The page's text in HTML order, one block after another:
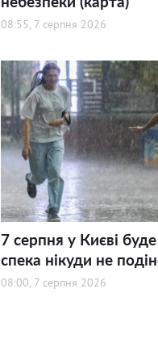
08:55, 7 серпня 2026
7 серпня у Києві
спека нікуди не
08:00, 7 серпня 2026